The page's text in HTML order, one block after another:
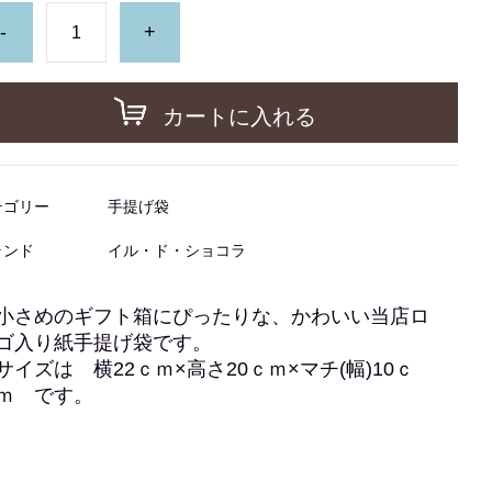
- +
カートに入れる
ゴリー 手提げ袋
ド イル・ド・ショコラ
さめのギフト箱にぴったりな、かわいい当店ロ
入り紙手提げ袋です。
イズは 横22ｃｍ×高さ20ｃｍ×マチ(幅)10ｃ
です。